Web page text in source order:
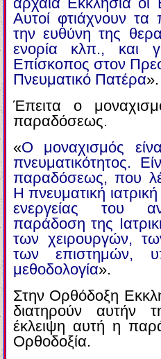
αρχαία Εκκλησία οι
Αυτοί φτιάχνουν
την ευθύνη της
ενορία κλπ., και
Επίσκοπος στον
Πνευματικό Πατέρα».
Έπειτα ο
παραδόσεως.
«Ο μοναχισμός
πνευματικότητος.
παραδόσεως, που
Η πνευματική
ενεργείας του
παράδοση της
των χειρουργών,
των επιστημών,
μεθοδολογία».
Στην Ορθόδοξη
διατηρούν αυτήν
έκλειψη αυτή η
Ορθοδοξία.